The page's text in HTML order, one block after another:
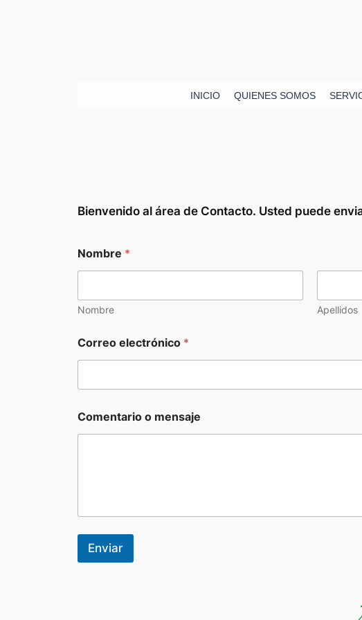
INICIO QUIENES SOMOS
Bienvenido al área de Contacto. Usted puede
Nombre *
Nombre Apellidos
Correo electrónico *
Comentario o mensaje
Enviar